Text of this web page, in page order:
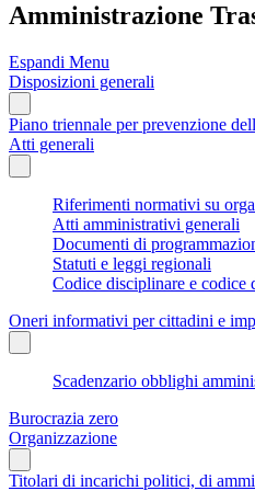
Amministrazione
Espandi Menu
Disposizioni generali
Piano triennale per prevenzione
Atti generali
Riferimenti normativi su
Atti amministrativi generali
Documenti di
Statuti e leggi regionali
Codice disciplinare e codice
Oneri informativi per cittadini e
Scadenzario obblighi
Burocrazia zero
Organizzazione
Titolari di incarichi politici, di